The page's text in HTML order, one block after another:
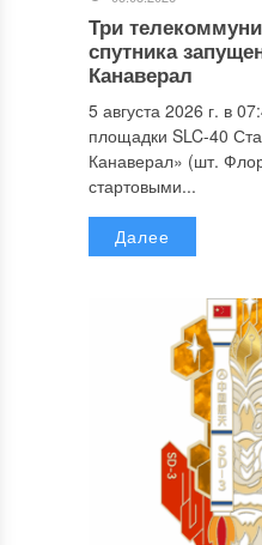
Три
спутника
Канаверал
5 августа 2026 г. в
площадки SLC-40
Канаверал» (шт.
стартовыми...
Далее